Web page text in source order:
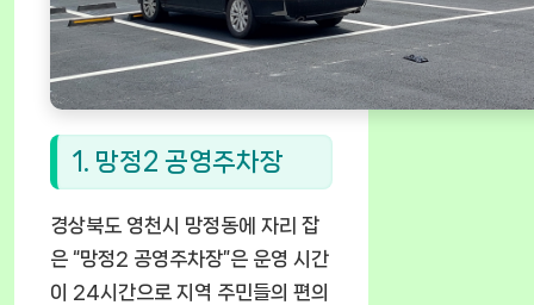
1. 망정2 공영주차장
경상북도 영천시 망정동에 자리 잡
은 “망정2 공영주차장”은 운영 시간
이 24시간으로 지역 주민들의 편의